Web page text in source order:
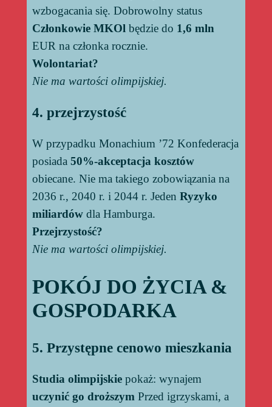
wzbogacania się. Dobrowolny status
Członkowie MKOl będzie do 1,6 mln
EUR na członka rocznie.
Wolontariat?
Nie ma wartości olimpijskiej.
4. przejrzystość
W przypadku Monachium ’72 Konfederacja
posiada 50%-akceptacja kosztów
obiecane. Nie ma takiego zobowiązania na
2036 r., 2040 r. i 2044 r. Jeden Ryzyko
miliardówdla Hamburga.
Przejrzystość?
Nie ma wartości olimpijskiej.
POKÓJ DO ŻYCIA &
GOSPODARKA
5. Przystępne cenowo mieszkania
Studia olimpijskiepokaż: wynajem
uczynić go droższym Przed igrzyskami, a